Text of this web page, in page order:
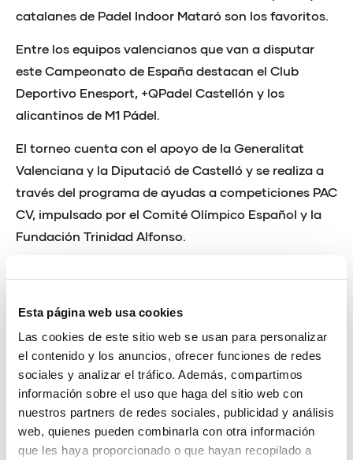
Esta página web usa cookies
Las cookies de este sitio web se usan para personalizar
el contenido y los anuncios, ofrecer funciones de redes
sociales y analizar el tráfico. Además, compartimos
información sobre el uso que haga del sitio web con
nuestros partners de redes sociales, publicidad y análisis
web, quienes pueden combinarla con otra información
que les haya proporcionado o que hayan recopilado a
catalanes de Padel Indoor Mataró son los favoritos.
Entre los equipos valencianos que van a disputar
este Campeonato de España destacan el Club
Deportivo Enesport, +QPadel Castellón y los
alicantinos de M1 Pádel.
El torneo cuenta con el apoyo de la Generalitat
Valenciana y la Diputació de Castelló y se realiza a
través del programa de ayudas a competiciones PAC
CV, impulsado por el Comité Olímpico Español y la
Fundación Trinidad Alfonso.